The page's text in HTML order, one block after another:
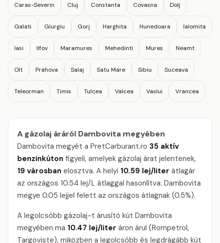
Caras-Severin Cluj Constanta Covasna Dolj
Galati Giurgiu Gorj Harghita Hunedoara Ialomita
Iasi Ilfov Maramures Mehedinti Mures Neamt
Olt Prahova Salaj Satu Mare Sibiu Suceava
Teleorman Timis Tulcea Valcea Vaslui Vrancea
A gázolaj áráról Dambovita megyében
Dambovita megyét a PretCarburant.ro 35 aktív
benzinkúton figyeli, amelyek gázolaj árat jelentenek,
19 városban elosztva. A helyi 10.59 lej/liter átlagár
az országos 10.54 lej/L átlaggal hasonlítva: Dambovita
megye 0.05 lejjel felett az országos átlagnak (0.5%).
A legolcsóbb gázolaj-t árusító kút Dambovita
megyében ma 10.47 lej/liter áron árul (Rompetrol,
Targoviste), miközben a legolcsóbb és legdrágább kút